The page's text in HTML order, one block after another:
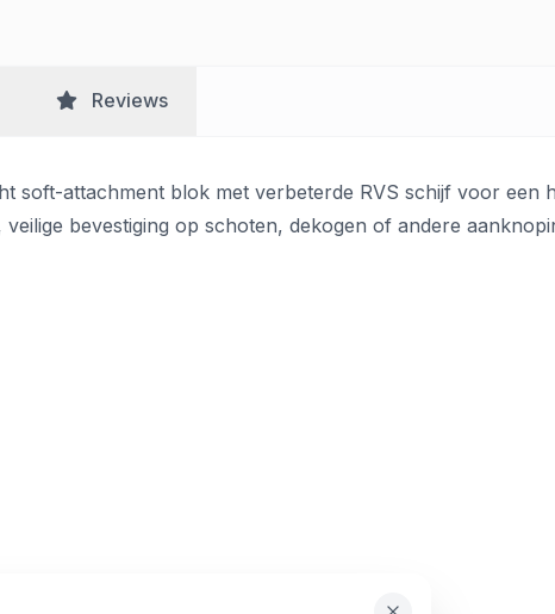
Reviews
soft-attachment blok met verbeterde RVS schijf voor een
bevestiging op schoten, dekogen of andere